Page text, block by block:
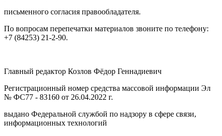
письменного согласия правообладателя.
По вопросам перепечатки материалов звоните по телефону:
+7 (84253) 21-2-90.
Главный редактор Козлов Фёдор Геннадиевич
Регистрационный номер средства массовой информации Эл
№ ФС77 - 83160 от 26.04.2022 г.
выдано Федеральной службой по надзору в сфере связи,
информационных технологий